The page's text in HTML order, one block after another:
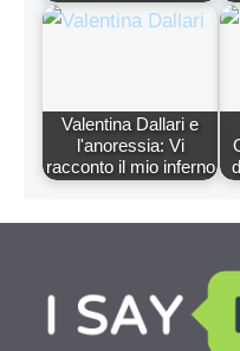
Valentina Dallari e
l'anoressia: Vi
racconto il mio inferno